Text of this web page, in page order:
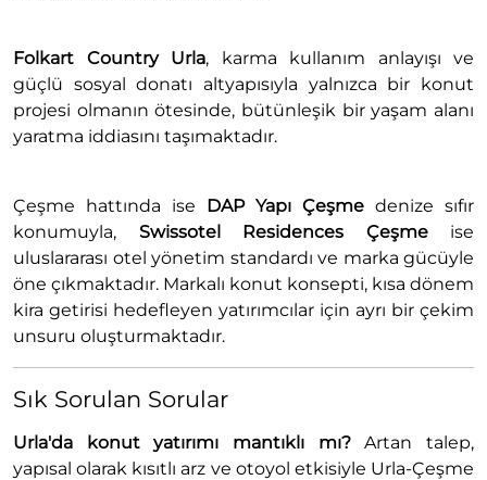
Folkart Country Urla, karma kullanım anlayışı ve
güçlü sosyal donatı altyapısıyla yalnızca bir konut
projesi olmanın ötesinde, bütünleşik bir yaşam alanı
yaratma iddiasını taşımaktadır.
Çeşme hattında ise DAP Yapı Çeşme denize sıfır
konumuyla, Swissotel Residences Çeşmeise
uluslararası otel yönetim standardı ve marka gücüyle
öne çıkmaktadır. Markalı konut konsepti, kısa dönem
kira getirisi hedefleyen yatırımcılar için ayrı bir çekim
unsuru oluşturmaktadır.
Sık Sorulan Sorular
Urla'da konut yatırımı mantıklı mı?Artan talep,
yapısal olarak kısıtlı arz ve otoyol etkisiyle Urla-Çeşme